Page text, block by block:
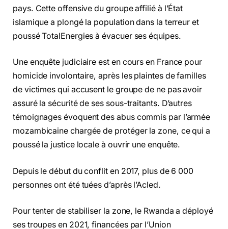
pays. Cette offensive du groupe affilié à l’État
islamique a plongé la population dans la terreur et
poussé TotalEnergies à évacuer ses équipes.
Une enquête judiciaire est en cours en France pour
homicide involontaire, après les plaintes de familles
de victimes qui accusent le groupe de ne pas avoir
assuré la sécurité de ses sous-traitants. D’autres
témoignages évoquent des abus commis par l’armée
mozambicaine chargée de protéger la zone, ce qui a
poussé la justice locale à ouvrir une enquête.
Depuis le début du conflit en 2017, plus de 6 000
personnes ont été tuées d’après l’Acled.
Pour tenter de stabiliser la zone, le Rwanda a déployé
ses troupes en 2021, financées par l’Union